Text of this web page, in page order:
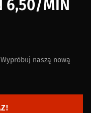
6,50/MIN
naszą nową